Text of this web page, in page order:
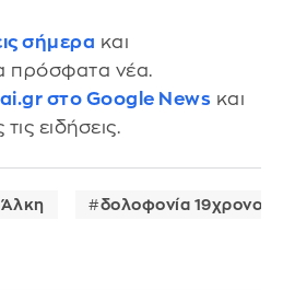
σήμερα και
πρόσφατα νέα.
στο Google News και
ειδήσεις.
Άλκη δολοφονία 19χρονου